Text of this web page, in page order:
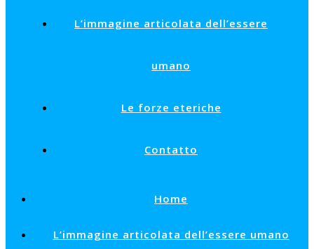
L’immagine articolata dell’essere
umano
Le forze eteriche
Contatto
Home
L’immagine articolata dell’essere umano